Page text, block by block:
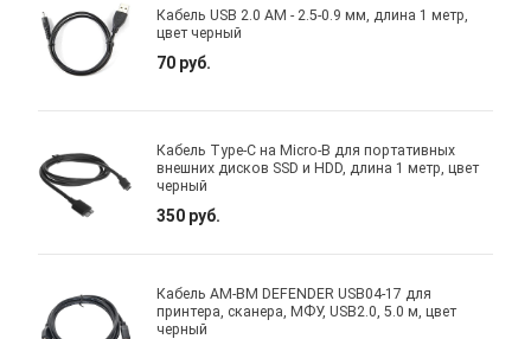
Кабель USB 2.0 AM - 2.5-0.9 мм, длина 1 метр,
цвет черный
70 руб.
Кабель Type-C на Micro-B для портативных
внешних дисков SSD и HDD, длина 1 метр, цвет
черный
350 руб.
Кабель AM-BM DEFENDER USB04-17 для
принтера, сканера, МФУ, USB2.0, 5.0 м, цвет
черный